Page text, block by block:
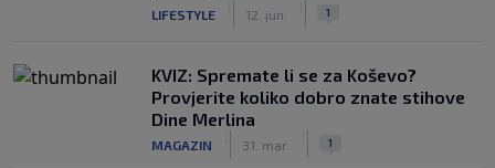
LIFESTYLE 12. jun. 1
KVIZ: Spremate li se za Koševo?
Provjerite koliko dobro znate stihove
Dine Merlina
MAGAZIN 31. mar. 1